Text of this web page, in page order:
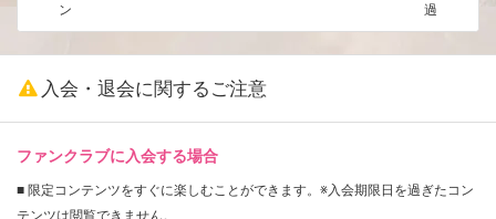
ン
過
入会・退会に関するご注意
ファンクラブに入会する場合
■ 限定コンテンツをすぐに楽しむことができます。※入会期限日を過ぎたコン
テンツは閲覧できません。